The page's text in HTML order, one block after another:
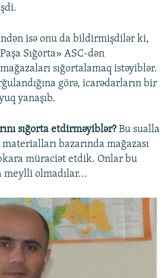
isə onu da bildirmişdilər ki,
Sığorta» ASC-dən
sığortalamaq istəyiblər.
görə, icarədarların bir
yanaşıb.
sığorta etdirməyiblər?Bu sualla
bazarında mağazası
müraciət etdik. Onlar bu
meylli olmadılar...